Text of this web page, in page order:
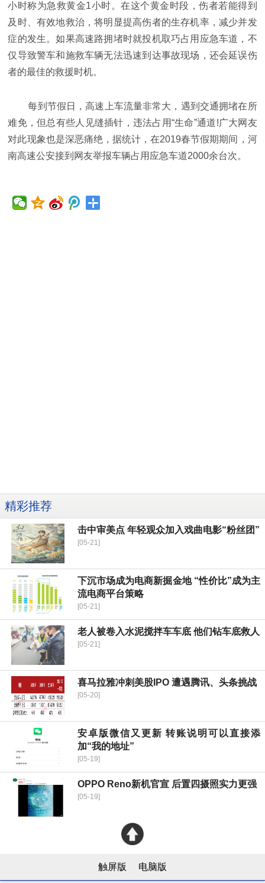
小时称为急救黄金1小时。在这个黄金时段，伤者若能得到
及时、有效地救治，将明显提高伤者的生存机率，减少并发
症的发生。如果高速路拥堵时就投机取巧占用应急车道，不
仅导致警车和施救车辆无法迅速到达事故现场，还会延误伤
者的最佳的救援时机。
每到节假日，高速上车流量非常大，遇到交通拥堵在所
难免，但总有些人见缝插针，违法占用“生命”通道!广大网友
对此现象也是深恶痛绝，据统计，在2019春节假期期间，河
南高速公安接到网友举报车辆占用应急车道2000余台次。
精彩推荐
击中审美点 年轻观众加入戏曲电影“粉丝团”
[05-21]
下沉市场成为电商新掘金地 “性价比”成为主
流电商平台策略
[05-21]
老人被卷入水泥搅拌车车底 他们钻车底救人
[05-21]
喜马拉雅冲刺美股IPO 遭遇腾讯、头条挑战
[05-20]
安卓版微信又更新 转账说明可以直接添
加“我的地址”
[05-19]
OPPO Reno新机官宣 后置四摄照实力更强
[05-19]
触屏版 电脑版